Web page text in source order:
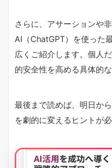
さらに、アサーションや
AI（ChatGPT）を使った
広くご紹介します。個人
的安全性を高める具体的
最後まで読めば、明日か
を劇的に変えるヒントが